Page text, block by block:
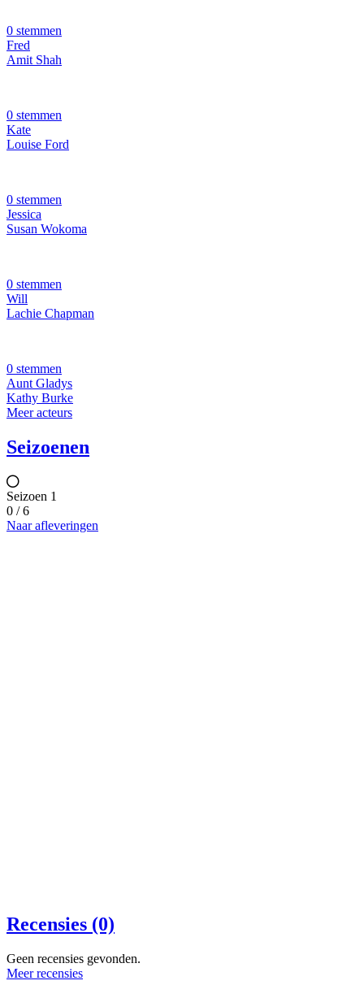
0 stemmen
Fred
Amit Shah
0 stemmen
Kate
Louise Ford
0 stemmen
Jessica
Susan Wokoma
0 stemmen
Will
Lachie Chapman
0 stemmen
Aunt Gladys
Kathy Burke
Meer acteurs
Seizoenen
Seizoen 1
0 / 6
Naar afleveringen
Recensies (0)
Geen recensies gevonden.
Meer recensies